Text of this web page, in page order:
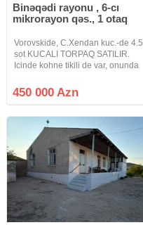
Binəqədi rayonu , 6-cı
mikrorayon qəs., 1 otaq
Vorovskide, C.Xendan kuc.-de 4.5
sot KUCALI TORPAQ SATILIR.
Icinde kohne tikili de var, onunda
Qiymet 450000 azn.
450 000 Azn